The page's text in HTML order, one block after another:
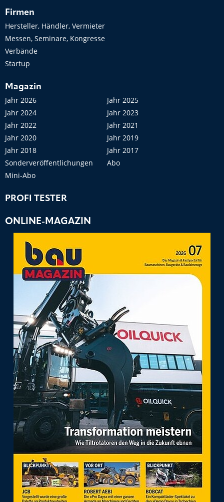
Firmen
Hersteller, Händler, Vermieter
Messen, Seminare, Kongresse
Verbände
Startup
Magazin
Jahr 2026
Jahr 2025
Jahr 2024
Jahr 2023
Jahr 2022
Jahr 2021
Jahr 2020
Jahr 2019
Jahr 2018
Jahr 2017
Sonderveröffentlichungen
Abo
Mini-Abo
PROFI TESTER
ONLINE-MAGAZIN